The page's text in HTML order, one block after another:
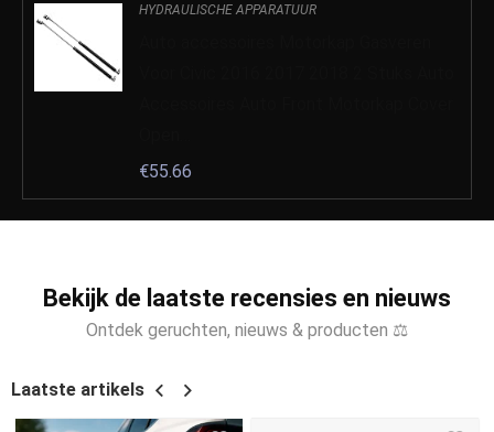
HYDRAULISCHE APPARATUUR
€55.66
Bekijk de laatste recensies en nieuws
Ontdek geruchten, nieuws & producten ⚖
Laatste artikels